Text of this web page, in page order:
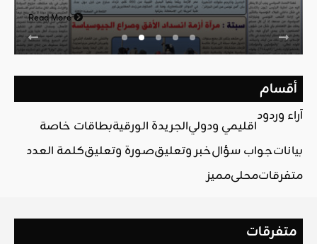
Read More
أقسام
آراء وردود
اقليمي ودوليالجريدة الورقيةبطاقات خاصة
بياناتجواب سؤالخبر وتعليقصورة وتعليقكلمة العدد
متفرقاتمحليمميز
متفرقات